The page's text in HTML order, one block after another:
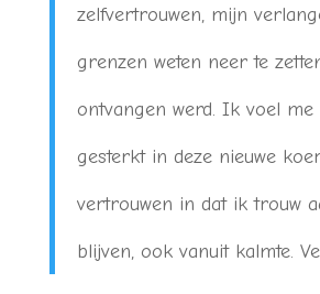
zelfvertrouwen, mijn
grenzen weten neer te
ontvangen werd. Ik voel
gesterkt in deze nieuwe
vertrouwen in dat ik trouw
blijven, ook vanuit kalmte.